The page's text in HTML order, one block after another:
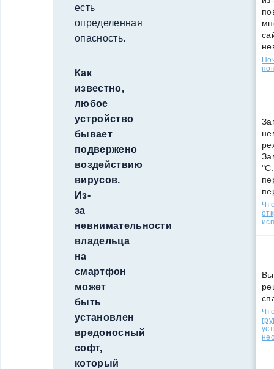
есть
определенная
опасность.
Как
известно,
любое
устройство
бывает
подвержено
воздействию
вирусов.
Из-
за
невнимательности
владельца
на
смартфон
может
быть
установлен
вредоносный
софт,
который